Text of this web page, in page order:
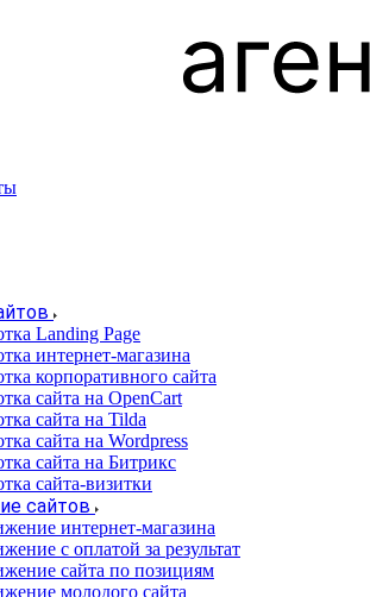
Landing Page
интернет-магазина
корпоративного сайта
сайта на OpenCart
сайта на Tilda
сайта на Wordpress
сайта на Битрикс
сайта-визитки
сайтов
интернет-магазина
с оплатой за результат
сайта по позициям
молодого сайта